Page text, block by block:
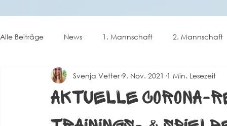
Alle Beiträge News 1. Mannschaft 2. Mannschaft
Spielberichte Herren 2 Corona Events Alte
Aktuelle Corona-
Svenja Vetter 9. Nov. 2021 1 Min. Lesezeit